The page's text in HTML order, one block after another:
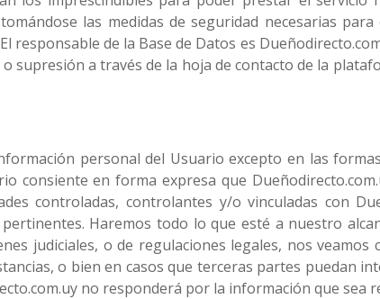
las medidas de seguridad necesarias
de la Base de Datos es
supresión a través de la hoja de contacto de la
personal del Usuario excepto en las
consiente en forma expresa que
controladas, controlantes y/o vinculadas con
Haremos todo lo que esté a nuestro
judiciales, o de regulaciones legales, nos veamos
o bien en casos que terceras partes puedan
no responderá por la información que sea